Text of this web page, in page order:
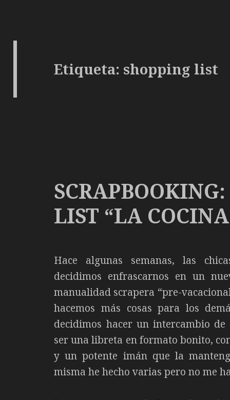
Etiqueta: shopping list
LIST “LA
Hace algunas semanas, las
decidimos enfrascarnos en un
manualidad scrapera “pre-
hacemos más cosas para los
decidimos hacer un intercambio
ser una libreta en formato bonito,
y un potente imán que la
misma he hecho varias pero no me